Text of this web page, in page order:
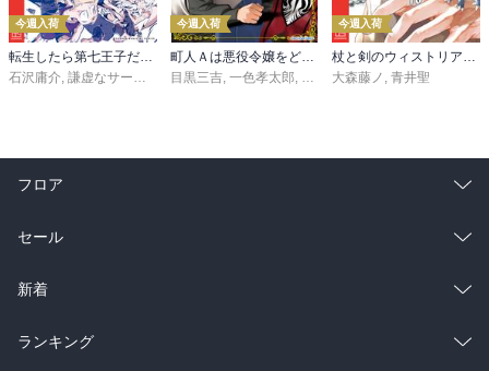
今週入荷
転生したら第七王子だったので、気ままに魔術を極めます（２４）
石沢庸介, 謙虚なサークル メル。
今週入荷
町人Ａは悪役令嬢をどうしても救いたい ～どぶと空と氷の姫君～１０【電子書店共通特典イラスト付】
目黒三吉, 一色孝太郎, Parum
今週入荷
杖と剣のウィストリア（１６）
大森藤ノ , 青井聖
フロア
総合
ラノベ
雑誌・グラビア
セール
総合
ラノベ
新着
総合
ランキング